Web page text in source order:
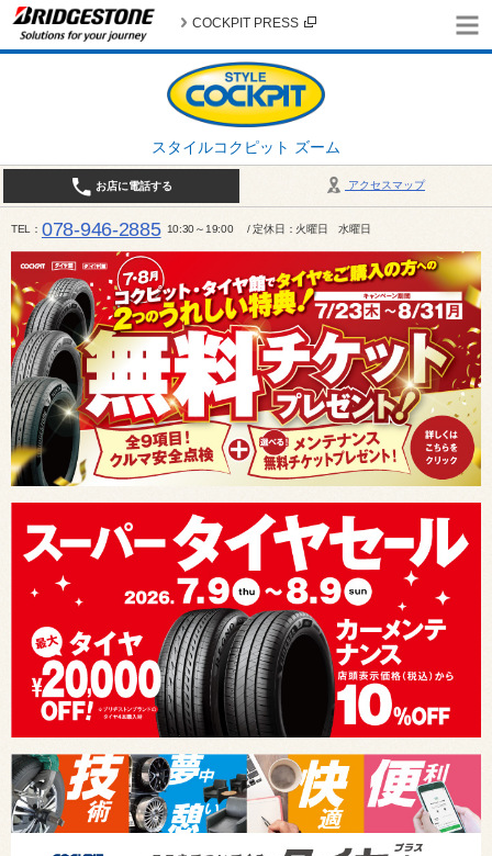
スタイルコクピット ズーム
COCKPIT PRESS
アクセスマップ
お店に電話する
TEL 078-946-2885 10:30～19:00 / 定休日：火曜日 水曜日